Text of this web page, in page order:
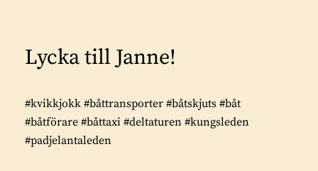
Lycka till Janne!
#kvikkjokk #båttransporter #båtskjuts #båt
#båtförare #båttaxi #deltaturen #kungsleden
#padjelantaleden